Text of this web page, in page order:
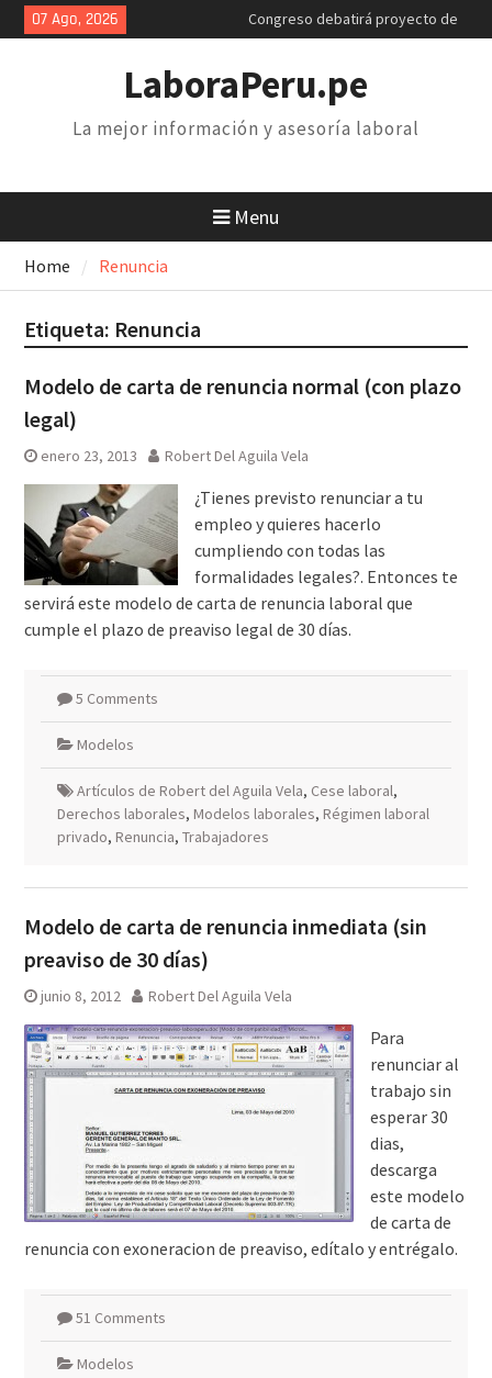
Skip
to
07 Ago, 2026
Congreso debatirá proyecto de
retiro AFP. Problema y solución
trabajadores anuncian paro y
huelga nacional
Retiro 25% AFP: el descuento
LaboraPeru.pe
La mejor información y asesoría laboral
Menu
Home Renuncia
Etiqueta: Renuncia
Modelo de carta de renuncia normal (con plazo
legal)
enero 23, 2013 Robert Del Aguila Vela
¿Tienes previsto renunciar a tu
empleo y quieres hacerlo
cumpliendo con todas las
formalidades legales?. Entonces te
servirá este modelo de carta de renuncia laboral que
cumple el plazo de preaviso legal de 30 días.
5 Comments
Modelos
Artículos de Robert del Aguila Vela, Cese laboral,
Derechos laborales, Modelos laborales, Régimen laboral
privado, Renuncia, Trabajadores
Modelo de carta de renuncia inmediata (sin
preaviso de 30 días)
junio 8, 2012 Robert Del Aguila Vela
Para
renunciar al
trabajo sin
esperar 30
dias,
descarga
este modelo
de carta de
renuncia con exoneracion de preaviso, edítalo y entrégalo.
51 Comments
Modelos